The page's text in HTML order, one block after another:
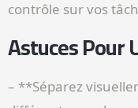
contrôle sur vos
Astuces Pour
– **Séparez